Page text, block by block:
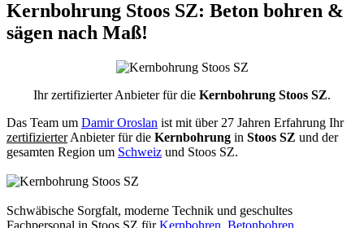
Kernbohrung Stoos SZ: Beton bohren &
sägen nach Maß!
Ihr zertifizierter Anbieter für die Kernbohrung Stoos SZ.
Das Team um Damir Oroslan ist mit über 27 Jahren Erfahrung Ihr
zertifizierterAnbieter für die Kernbohrung in Stoos SZ und der
gesamten Region um Schweiz und Stoos SZ.
Schwäbische Sorgfalt, moderne Technik und geschultes
Fachpersonal in Stoos SZ fürKernbohren, Betonbohren,